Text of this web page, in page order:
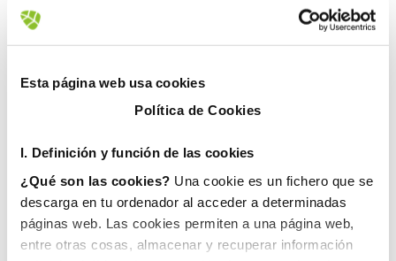
Esta página web usa cookies
Política de Cookies
I. Definición y función de las cookies
¿Qué son las cookies? Una cookie es un fichero que se
descarga en tu ordenador al acceder a determinadas
páginas web. Las cookies permiten a una página web,
entre otras cosas, almacenar y recuperar información
El cierre perimetral de València los fines de
de personas a las playas de la ciudad los
sábados y domingos, ante la imposibilidad
LEER MÁS